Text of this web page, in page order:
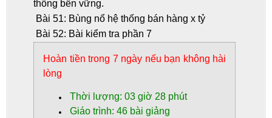
thống bền vững.
Bài 51: Bùng nổ hệ thống bán hàng x tỷ
Bài 52: Bài kiểm tra phần 7
Hoàn tiền trong 7 ngày nếu bạn không hài
lòng
Thời lượng: 03 giờ 28 phút
Giáo trình: 46 bài giảng